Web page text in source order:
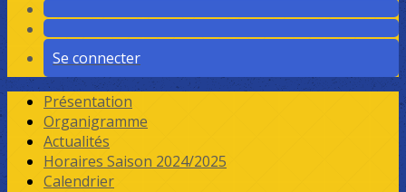
Se connecter
Présentation
Organigramme
Actualités
Horaires Saison 2024/2025
Calendrier